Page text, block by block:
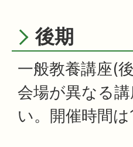
後期
一般教養講座(
会場が異なる
い。開催時間は